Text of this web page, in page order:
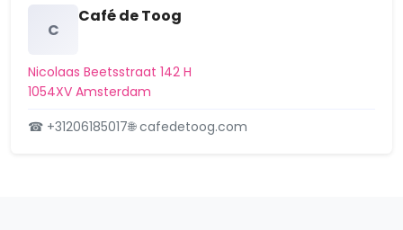
IJburg-Oost
IJburg-West
C
Café de Toog
Nicolaas Beetsstraat 142 H
1054XV Amsterdam
☎ +31206185017🌐 cafedetoog.com